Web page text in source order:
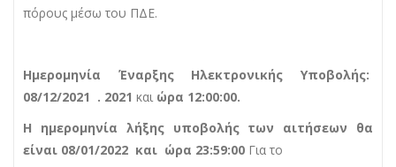
πόρους μέσω του ΠΔΕ.
Ημερομηνία Έναρξης
Ηλεκτρονικής Υποβολής:
08/12/2021 . 2021 και ώρα 12:00:00.
Η ημερομηνία λήξης υποβολής των αιτήσεων θα
είναι 08/01/2022 και ώρα 23:59:00 Για το